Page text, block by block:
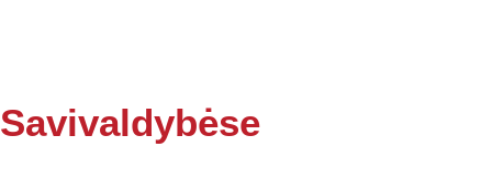
Savivaldybėse